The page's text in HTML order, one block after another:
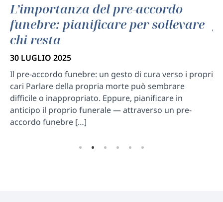
L’importanza del pre-accordo
funebre: pianificare per sollevare
chi resta
30 LUGLIO 2025
Il pre-accordo funebre: un gesto di cura verso i propri
cari Parlare della propria morte può sembrare
difficile o inappropriato. Eppure, pianificare in
anticipo il proprio funerale — attraverso un pre-
accordo funebre […]